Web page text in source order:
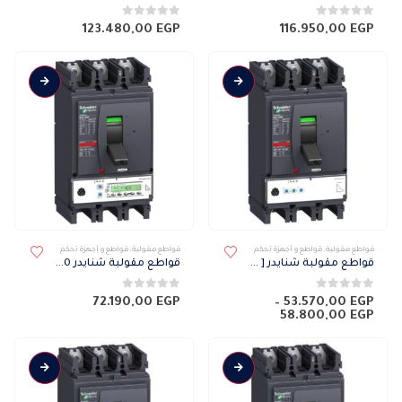
0من 5 116.950,00 EGP
0من 5 123.480,00 EGP
قواطع مقولبة, قواطع و أجهزة تحكم
قواطع مقولبة شنايدر [ NSX ] 50 كيلو 3 فاز ميكرو 2.3 400N
0من 5 53.570,00 EGP
–
58.800,00 EGP
نطاق
من
خلال
قواطع مقولبة, قواطع و أجهزة تحكم
قواطع مقولبة شنايدر NSX 50 كيلو 3 فاز ميكرو 5.3 A 400N
0من 5 72.190,00 EGP